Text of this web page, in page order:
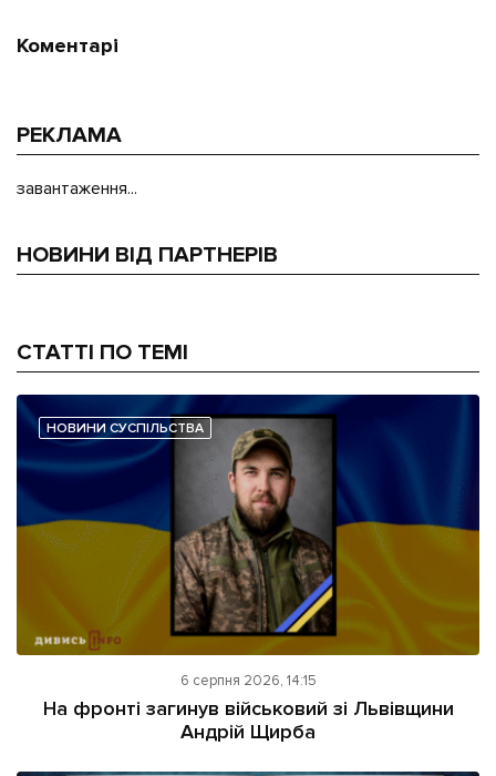
Коментарі
РЕКЛАМА
завантаження...
НОВИНИ ВІД ПАРТНЕРІВ
СТАТТІ ПО ТЕМІ
НОВИНИ СУСПІЛЬСТВА
6 серпня 2026, 14:15
На фронті загинув військовий зі Львівщини
Андрій Щирба